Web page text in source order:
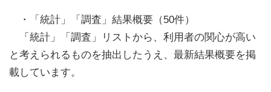
・「統計」「調査」結果概要（50件）
「統計」「調査」リストから、利用者の関心が高い
と考えられるものを抽出したうえ、最新結果概要を掲
載しています。